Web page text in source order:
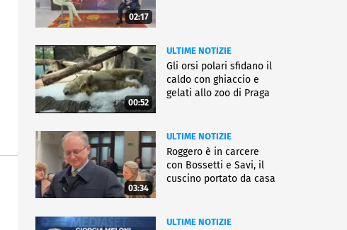
02:17
00:52
ULTIME NOTIZIE
Gli orsi polari sfidano il
caldo con ghiaccio e
gelati allo zoo di Praga
03:34
ULTIME NOTIZIE
Roggero è in carcere
con Bossetti e Savi, il
cuscino portato da casa
ULTIME NOTIZIE